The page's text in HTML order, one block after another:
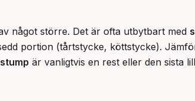
något större. Det är ofta utbytbart med
portion (tårtstycke, köttstycke).
stump är vanligtvis en rest eller den sista